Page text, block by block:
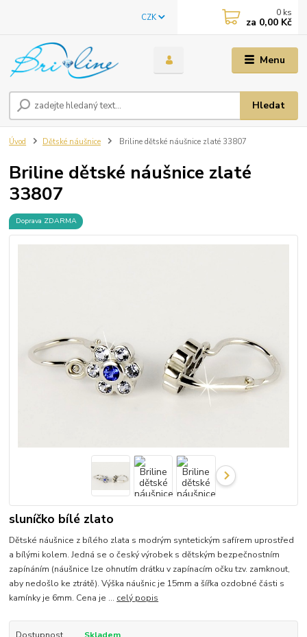
Menu
CZK
Hledat
0 ks
za 0,00 Kč
Úvod Dětské náušnice Briline dětské náušnice zlaté 33807
Briline dětské náušnice zlaté
33807
Doprava ZDARMA
sluníčko bílé zlato
Dětské náušnice z bílého zlata s modrým syntetickým safírem uprostřed
a bílými kolem. Jedná se o český výrobek s dětským bezpečnostním
zapínáním (náušnice lze ohnutím drátku v zapínacím očku tzv. zamknout,
aby nedošlo ke ztrátě). Výška náušnic je 15mm a šířka ozdobné části s
kamínky je 6mm. Cena je ... celý popis